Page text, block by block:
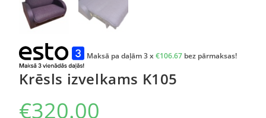
Maksā pa daļām 3 x€106.67 bez pārmaksas!
Krēsls izvelkams K105
€320.00